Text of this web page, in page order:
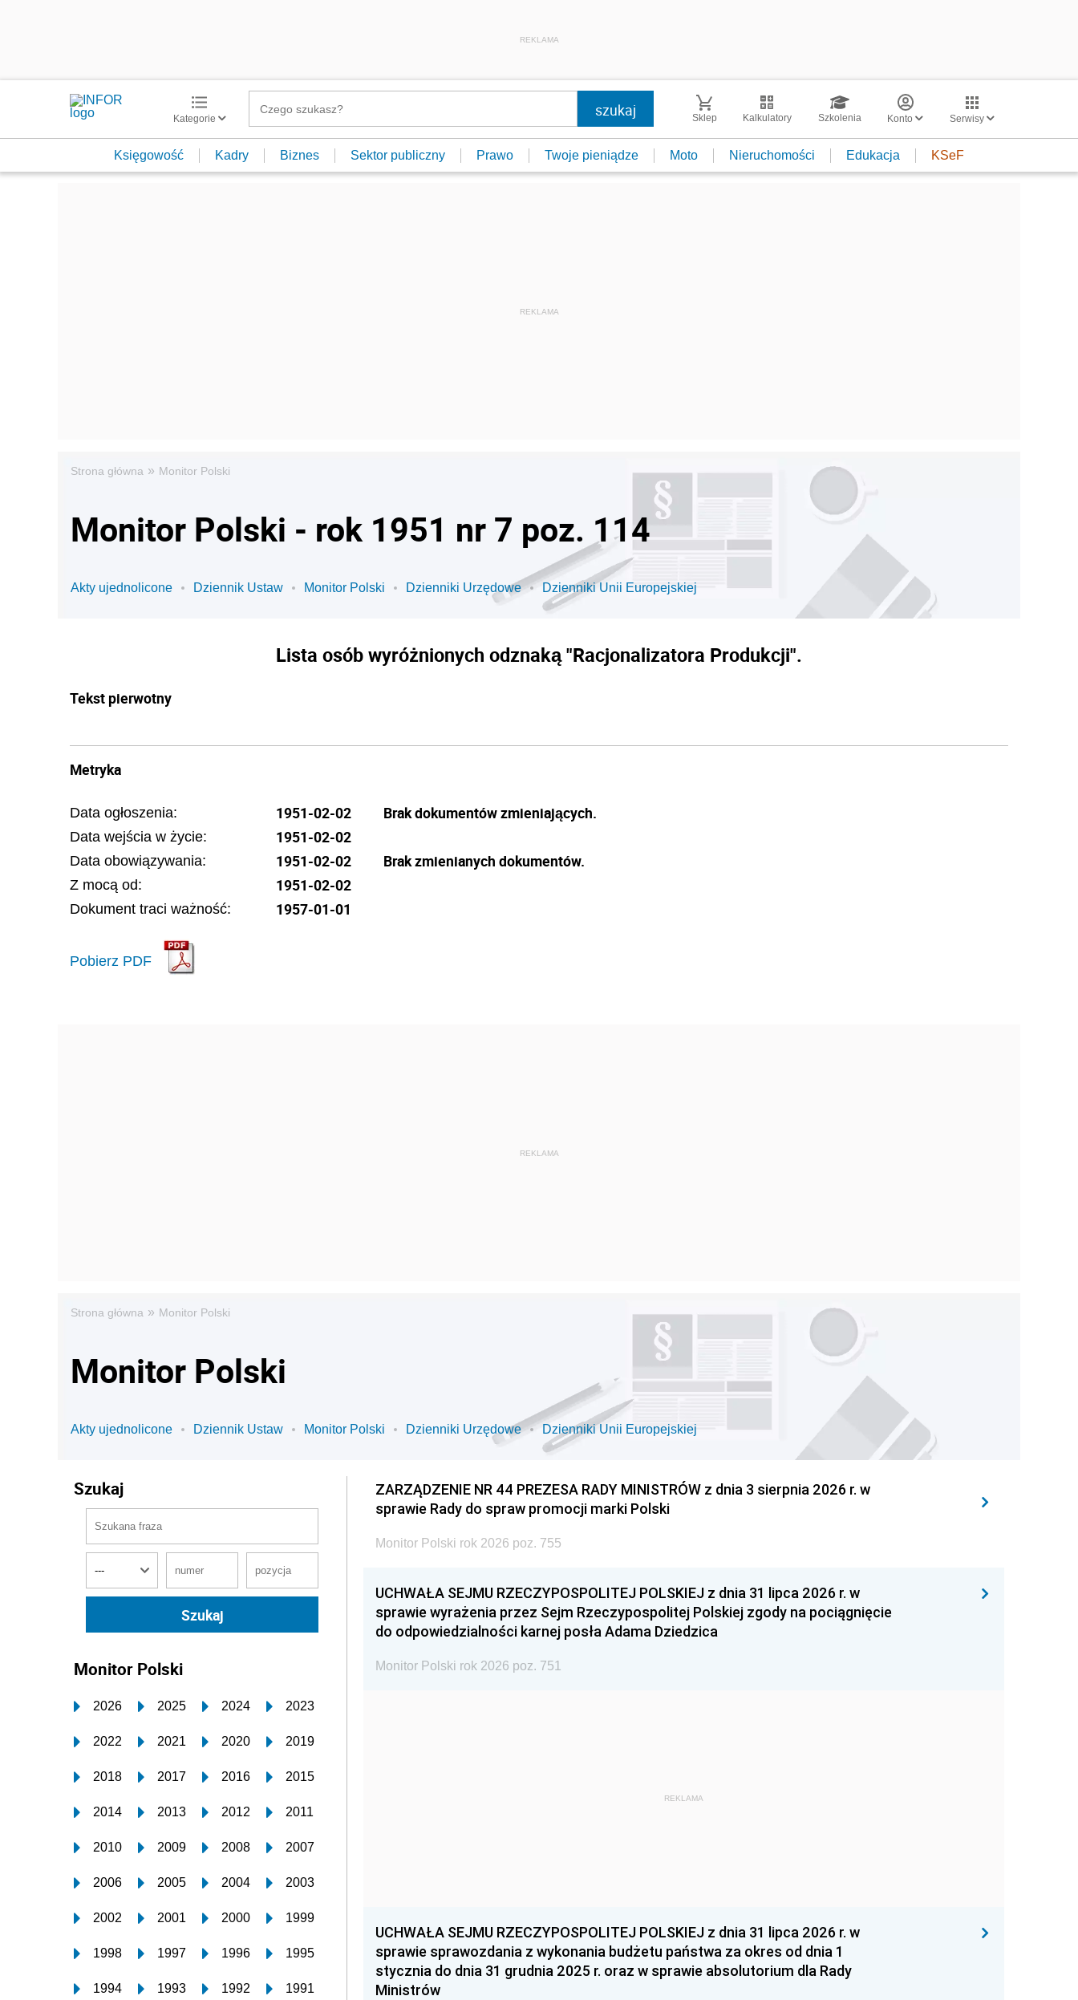
REKLAMA
Kategorie Sklep Kalkulatory Szkolenia Konto Serwisy
Księgowość Kadry Biznes Sektor publiczny Prawo Twoje pieniądze Moto Nieruchomości Edukacja KSeF
Strona główna » Monitor Polski
Monitor Polski - rok 1951 nr 7 poz. 114
Akty ujednolicone Dziennik Ustaw Monitor Polski Dzienniki Urzędowe Dzienniki Unii Europejskiej
Lista osób wyróżnionych odznaką "Racjonalizatora Produkcji".
Tekst pierwotny
Metryka
Data ogłoszenia: 1951-02-02
Data wejścia w życie: 1951-02-02
Data obowiązywania: 1951-02-02
Z mocą od: 1951-02-02
Dokument traci ważność: 1957-01-01
Pobierz PDF
Brak dokumentów zmieniających.
Brak zmienianych dokumentów.
Strona główna » Monitor Polski
Monitor Polski
Akty ujednolicone Dziennik Ustaw Monitor Polski Dzienniki Urzędowe Dzienniki Unii Europejskiej
Szukaj
Monitor Polski
2026 2025 2024 2023
2022 2021 2020 2019
2018 2017 2016 2015
2014 2013 2012 2011
2010 2009 2008 2007
2006 2005 2004 2003
2002 2001 2000 1999
1998 1997 1996 1995
1994 1993 1992 1991
ZARZĄDZENIE NR 44 PREZESA RADY MINISTRÓW z dnia 3 sierpnia 2026 r. w
sprawie Rady do spraw promocji marki Polski
Monitor Polski rok 2026 poz. 755
UCHWAŁA SEJMU RZECZYPOSPOLITEJ POLSKIEJ z dnia 31 lipca 2026 r. w
sprawie wyrażenia przez Sejm Rzeczypospolitej Polskiej zgody na pociągnięcie
do odpowiedzialności karnej posła Adama Dziedzica
Monitor Polski rok 2026 poz. 751
REKLAMA
UCHWAŁA SEJMU RZECZYPOSPOLITEJ POLSKIEJ z dnia 31 lipca 2026 r. w
sprawie sprawozdania z wykonania budżetu państwa za okres od dnia 1
stycznia do dnia 31 grudnia 2025 r. oraz w sprawie absolutorium dla Rady
Ministrów